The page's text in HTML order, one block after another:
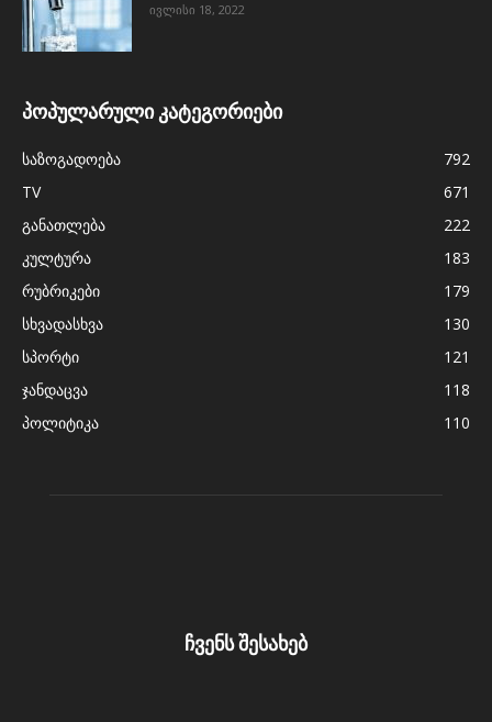
ივლისი 18, 2022
პოპულარული კატეგორიები
საზოგადოება
792
TV
671
განათლება
222
კულტურა
183
რუბრიკები
179
სხვადასხვა
130
სპორტი
121
ჯანდაცვა
118
პოლიტიკა
110
ჩვენს შესახებ